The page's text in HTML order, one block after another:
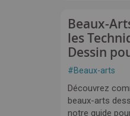
Beaux-
les
Dessin
#Beaux-arts
Découvrez
beaux-arts
notre guide